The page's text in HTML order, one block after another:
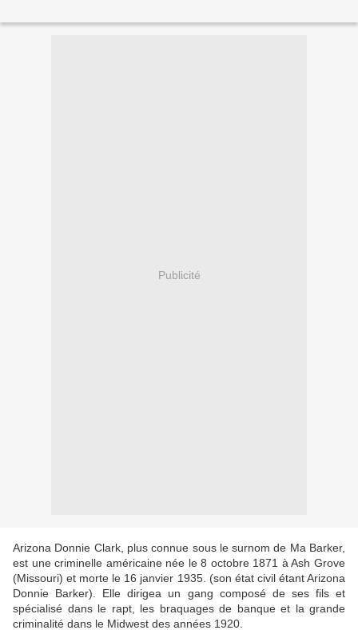
Publicité
Arizona Donnie Clark, plus connue sous le surnom de Ma Barker,
est une criminelle américaine née le 8 octobre 1871 à Ash Grove
(Missouri) et morte le 16 janvier 1935. (son état civil étant Arizona
Donnie Barker). Elle dirigea un gang composé de ses fils et
spécialisé dans le rapt, les braquages de banque et la grande
criminalité dans le Midwest des années 1920.